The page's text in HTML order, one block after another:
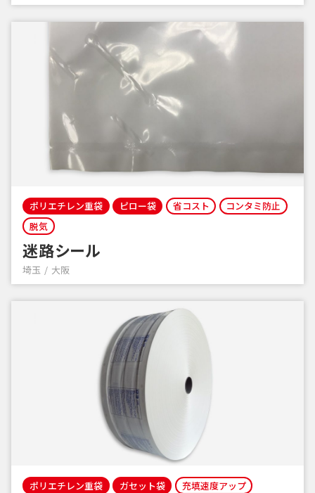
ポリエチレン重袋 ピロー袋 省コスト
コンタミ防止
脱気
迷路シール
埼玉 大阪
ポリエチレン重袋 ガセット袋
充填速度アップ